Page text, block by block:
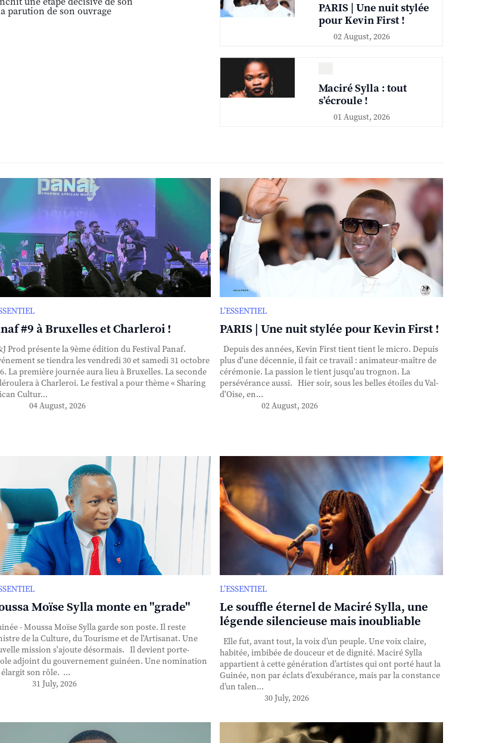
parution de son ouvrage
PARIS | Une nuit stylée
pour Kevin First !
02 August, 2026
Maciré Sylla : tout
s’écroule !
01 August, 2026
#9 à Bruxelles et Charleroi !
Prod présente la 9ème édition du Festival Panaf.
se tiendra les vendredi 30 et samedi 31 octobre
La première journée aura lieu à Bruxelles. La seconde
à Charleroi. Le festival a pour thème « Sharing
Cultur...
04 August, 2026
L’ESSENTIEL
PARIS | Une nuit stylée pour Kevin First !
Depuis des années, Kevin First tient tient le micro. Depuis
plus d'une décennie, il fait ce travail : animateur-maître de
cérémonie. La passion le tient jusqu'au trognon. La
persévérance aussi. Hier soir, sous les belles étoiles du Val-
d'Oise, en...
02 August, 2026
Moïse Sylla monte en "grade"
- Moussa Moïse Sylla garde son poste. Il reste
de la Culture, du Tourisme et de l'Artisanat. Une
mission s'ajoute désormais. Il devient porte-
adjoint du gouvernement guinéen. Une nomination
son rôle. ...
31 July, 2026
L’ESSENTIEL
Le souffle éternel de Maciré Sylla, une
légende silencieuse mais inoubliable
Elle fut, avant tout, la voix d’un peuple. Une voix claire,
habitée, imbibée de douceur et de dignité. Maciré Sylla
appartient à cette génération d’artistes qui ont porté haut la
Guinée, non par éclats d’exubérance, mais par la constance
d’un talen...
30 July, 2026